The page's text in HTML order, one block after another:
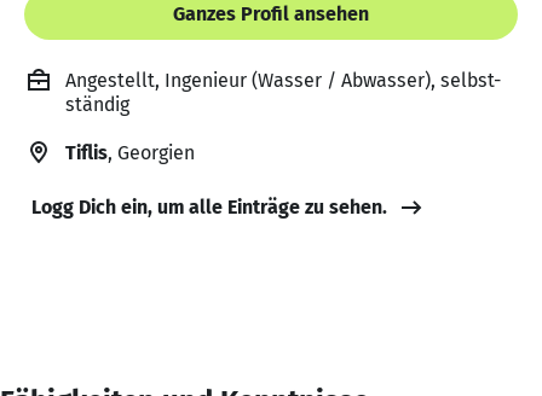
Ganzes Profil ansehen
Angestellt, Ingenieur (Wasser / Abwasser), selbst-
ständig
Tiflis, Georgien
Logg Dich ein, um alle Einträge zu sehen.